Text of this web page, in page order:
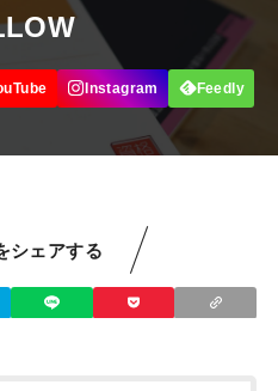
シェアする